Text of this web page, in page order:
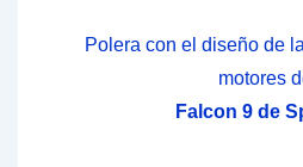
Polera con el diseño de
motores
Falcon 9 de